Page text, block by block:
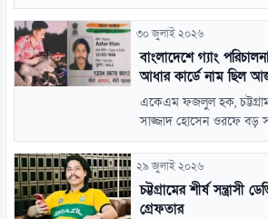
৩০ জুলাই ২০২৬
বাংলাদেশে গ্যাং
আধার কার্ডে নাম ছিল
একেএম ফজলুল হক, চট্টগ্রাম:
সাজ্জাদ হোসেন ওরফে বড়
২৯ জুলাই ২০২৬
চট্টগ্রামের শীর্ষ সন্ত্রাসী
গ্রেফতার